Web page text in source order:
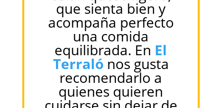
que sienta bien y
acompaña perfecto
una comida
equilibrada. En El
Terraló nos gusta
recomendarlo a
quienes quieren